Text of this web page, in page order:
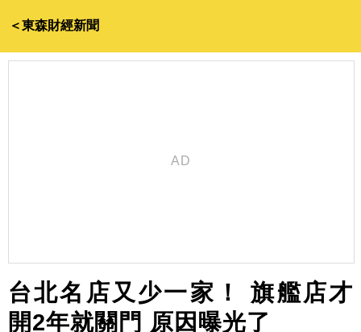
＜東森財經新聞
台北名店又少一家！ 旗艦店才
開2年就關門 原因曝光了